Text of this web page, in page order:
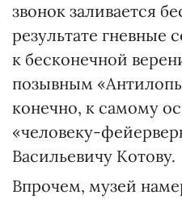
звонок заливается
результате гневные
к бесконечной
позывным
конечно, к самому
«человеку-
Васильевичу Котову.
Впрочем, музей